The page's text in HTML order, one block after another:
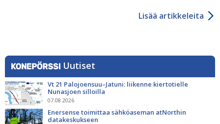
Lisää artikkeleita
Uutiset
Vt 21 Palojoensuu–Jatuni: liikenne kiertotielle
Nunasjoen silloilla
07.08.2026
Enersense toimittaa sähköaseman atNorthin
datakeskukseen